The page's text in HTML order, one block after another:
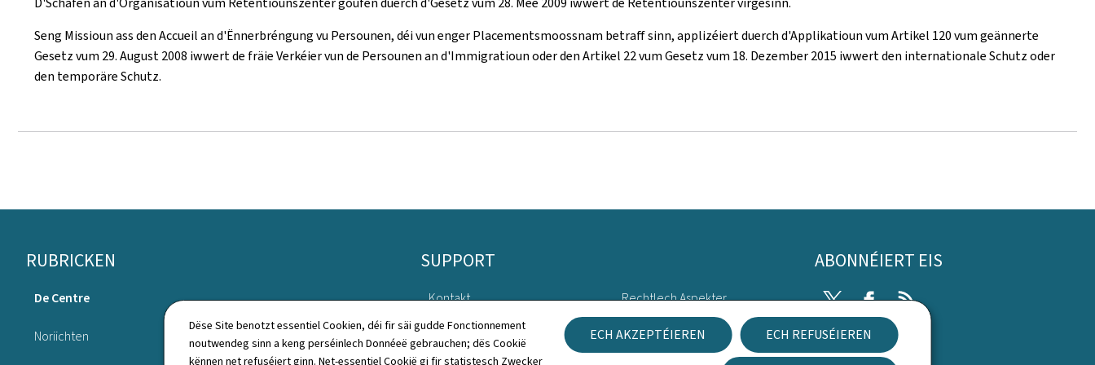
Dëse Site benotzt essentiel Cookien, déi fir säi gudde Fonctionnement
noutwendeg sinn a keng perséinlech Donnéeë gebrauchen; dës Cookië
kënnen net refuséiert ginn. Net-essentiel Cookië gi fir statistesch Zwecker
ECH AKZEPTÉIEREN ECH REFUSÉIEREN
Seng Missioun ass den Accueil an d'Ënnerbréngung vu Persounen, déi vun enger Placementsmoossnam betraff sinn, applizéiert duerch d'Applikatioun vum Artikel 120 vum geännerte
Gesetz vum 29. August 2008 iwwert de fräie Verkéier vun de Persounen an d'Immigratioun oder den Artikel 22 vum Gesetz vum 18. Dezember 2015 iwwert den internationale Schutz oder
den temporäre Schutz.
Fousszeil
RUBRICKEN
De Centre
Noriichten
SUPPORT
Kontakt
Sitemap
Rechtlech Aspekter
Accessibilitéitserklärung
ABONNÉIERT EIS
TwitterFacebook
RSS